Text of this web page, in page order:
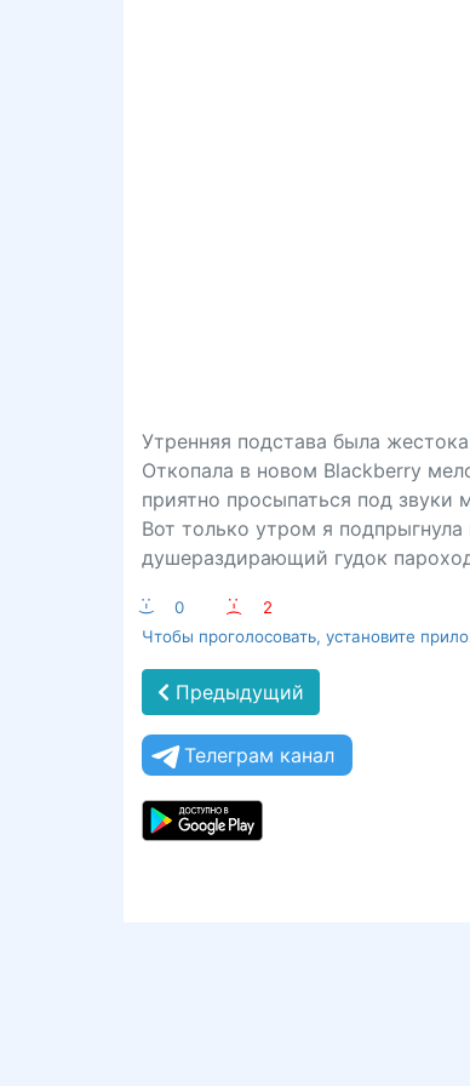
Утренняя подстава была
Откопала в новом Blаckbеrrу
приятно просыпаться под звуки
Вот только утром я
душераздирающий гудок
:-) 0 :-(
2
Чтобы проголосовать, установите
Предыдущий
Телеграм канал